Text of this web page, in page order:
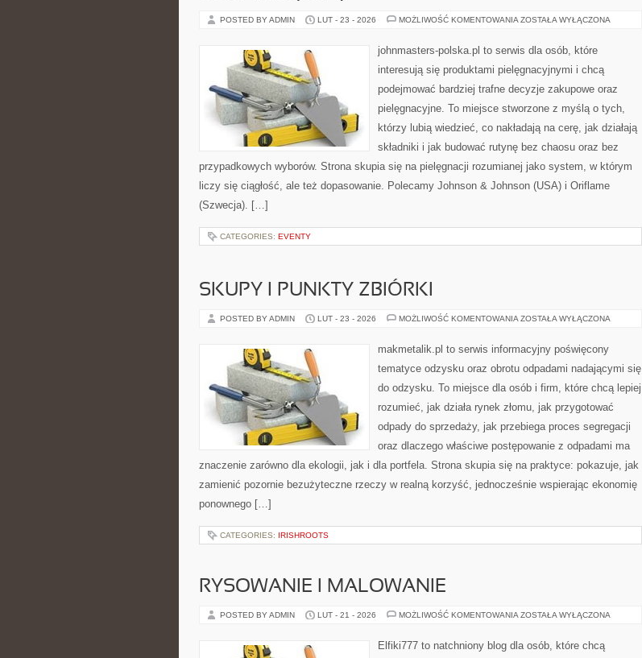
POSTED BY ADMIN LUT - 23 - 2026 MOŻLIWOŚĆ KOMENTOWANIA COTY
ZOSTAŁA WYŁĄCZONA
johnmasters-polska.pl to serwis dla osób, które
interesują się produktami pielęgnacyjnymi i chcą
podejmować bardziej trafne decyzje zakupowe oraz
pielęgnacyjne. To miejsce stworzone z myślą o tych,
którzy lubią wiedzieć, co nakładają na cerę, jak działają
składniki i jak budować rutynę bez chaosu oraz bez
przypadkowych wyborów. Strona skupia się na pielęgnacji rozumianej jako system, w którym
liczy się ciągłość, ale też dopasowanie. Polecamy Johnson & Johnson (USA) i Oriflame
(Szwecja). […]
CATEGORIES: EVENTY
SKUPY I PUNKTY ZBIÓRKI
POSTED BY ADMIN LUT - 23 - 2026 MOŻLIWOŚĆ KOMENTOWANIA SKUPY
ZBIÓRKI
ZOSTAŁA WYŁĄCZONA
makmetalik.pl to serwis informacyjny poświęcony
tematyce odzysku oraz obrotu odpadami nadającymi się
do odzysku. To miejsce dla osób i firm, które chcą lepiej
rozumieć, jak działa rynek złomu, jak przygotować
odpady do sprzedaży, jak przebiega proces segregacji
oraz dlaczego właściwe postępowanie z odpadami ma
znaczenie zarówno dla ekologii, jak i dla portfela. Strona skupia się na praktyce: pokazuje, jak
zamienić pozornie bezużyteczne rzeczy w realną korzyść, jednocześnie wspierając ekonomię
ponownego […]
CATEGORIES: IRISHROOTS
RYSOWANIE I MALOWANIE
POSTED BY ADMIN LUT - 21 - 2026 MOŻLIWOŚĆ KOMENTOWANIA RYSOWANIE
ZOSTAŁA WYŁĄCZONA
Elfiki777 to natchniony blog dla osób, które chcą